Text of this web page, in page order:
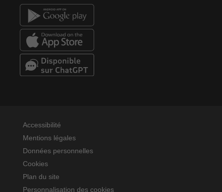
Accessibilité
Mentions légales
Données personnelles
Cookies
Plan du site
Personnalisation des cookies